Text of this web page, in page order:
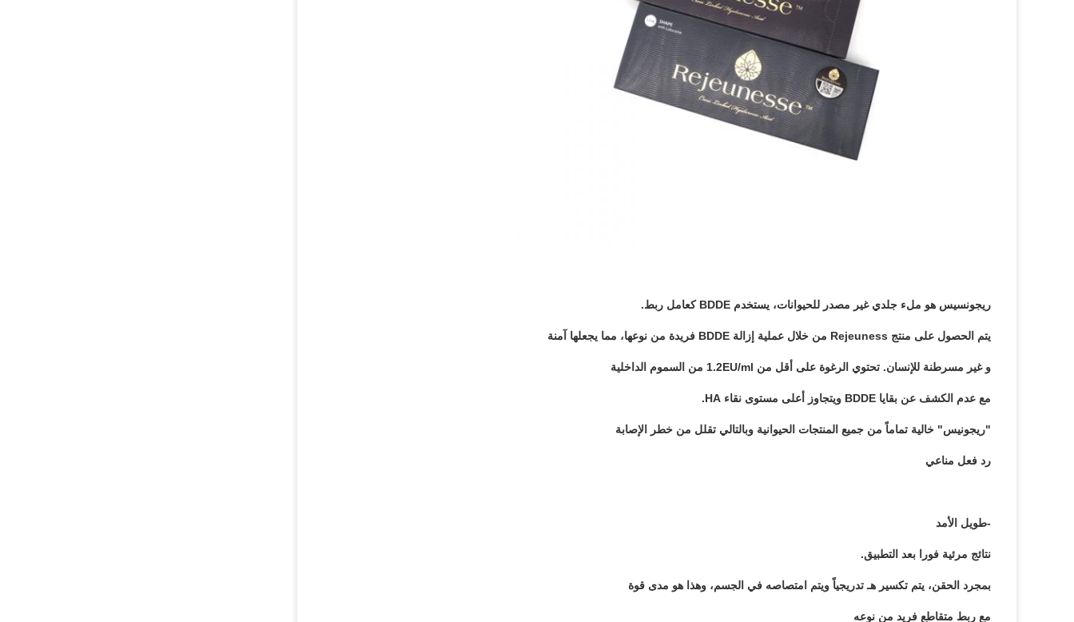
ريجونسيس هو ملء جلدي غير مصدر للحيوانات، يستخدم BDDE كعامل ربط.
يتم الحصول على منتج Rejeuness من خلال عملية إزالة BDDE فريدة من نوعها، مما يجعلها آمنة
و غير مسرطنة للإنسان. تحتوي الرغوة على أقل من 1.2EU/ml من السموم الداخلية
مع عدم الكشف عن بقايا BDDE ويتجاوز أعلى مستوى نقاء HA.
"ريجونيس" خالية تماماً من جميع المنتجات الحيوانية وبالتالي تقلل من خطر الإصابة
رد فعل مناعي
-طويل الأمد
نتائج مرئية فورا بعد التطبيق.
بمجرد الحقن، يتم تكسير هـ تدريجياً ويتم امتصاصه في الجسم، وهذا هو مدى قوة
مع ربط متقاطع فريد من نوعه